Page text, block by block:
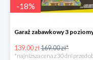
-18%
139.00 zł169.00 zł*